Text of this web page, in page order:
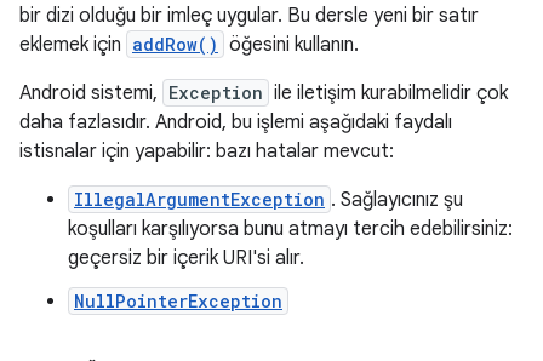
bir dizi olduğu bir imleç uygular. Bu dersle yeni bir satır
eklemek için addRow() öğesini kullanın.
Android sistemi, Exception ile iletişim kurabilmelidir çok
daha fazlasıdır. Android, bu işlemi aşağıdaki faydalı
istisnalar için yapabilir: bazı hatalar mevcut:
IllegalArgumentException . Sağlayıcınız şu
koşulları karşılıyorsa bunu atmayı tercih edebilirsiniz:
geçersiz bir içerik URI'si alır.
NullPointerException